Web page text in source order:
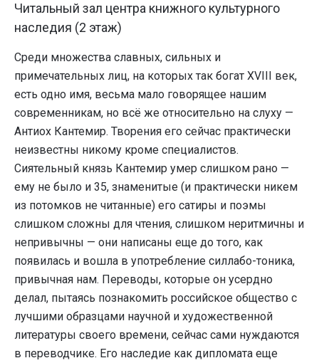
Читальный зал центра книжного культурного
наследия (2 этаж)
Среди множества славных, сильных и
примечательных лиц, на которых так богат XVIII век,
есть одно имя, весьма мало говорящее нашим
современникам, но всё же относительно на слуху —
Антиох Кантемир. Творения его сейчас практически
неизвестны никому кроме специалистов.
Сиятельный князь Кантемир умер слишком рано —
ему не было и 35, знаменитые (и практически никем
из потомков не читанные) его сатиры и поэмы
слишком сложны для чтения, слишком неритмичны и
непривычны — они написаны еще до того, как
появилась и вошла в употребление силлабо-тоника,
привычная нам. Переводы, которые он усердно
делал, пытаясь познакомить российское общество с
лучшими образцами научной и художественной
литературы своего времени, сейчас сами нуждаются
в переводчике. Его наследие как дипломата еще